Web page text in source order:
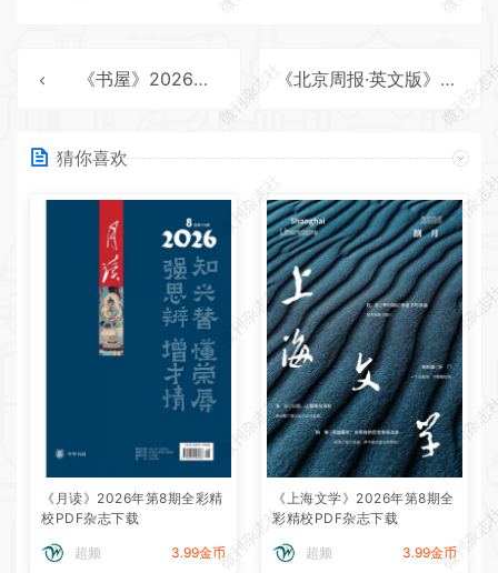
《书屋》2026年第6期全彩精校PDF杂志下载 《北京周报·英文版》2026年第26期全彩精校PDF杂志下载
猜你喜欢
《月读》2026年第8期全彩精
校PDF杂志下载
超频 3.99金币
《上海文学》2026年第8期全
彩精校PDF杂志下载
超频 3.99金币
微刊杂志社
微刊杂
微刊杂志社
微刊杂
微刊杂志社
微刊杂
微刊杂志社
微刊杂
微刊杂志社
微刊杂